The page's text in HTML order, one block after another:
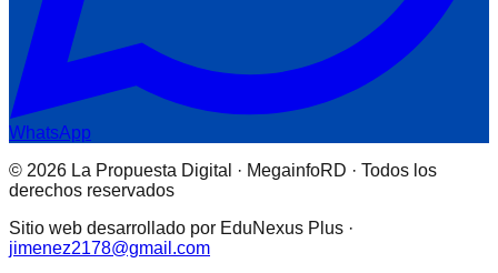
WhatsApp
© 2026 La Propuesta Digital · MegainfoRD · Todos los
derechos reservados
Sitio web desarrollado por EduNexus Plus ·
jimenez2178@gmail.com